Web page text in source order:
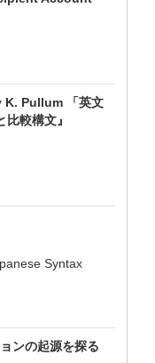
Pullum 「英文
較構文』
Syntax
ンの起源を探る